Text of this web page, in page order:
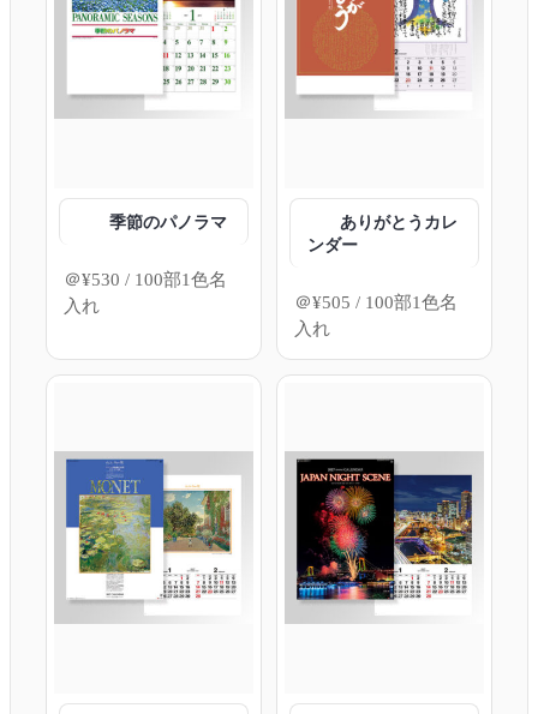
季節のパノラマ
＠¥530 / 100部1色名
入れ
ありがとうカレ
ンダー
＠¥505 / 100部1色名
入れ